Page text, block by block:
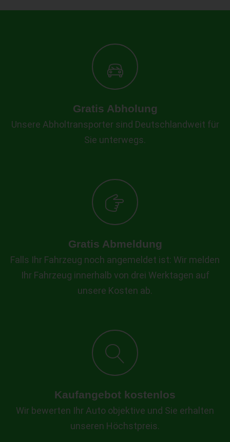
Gratis Abholung
Unsere Abholtransporter sind Deutschlandweit für
Sie unterwegs.
Gratis Abmeldung
Falls Ihr Fahrzeug noch angemeldet ist: Wir melden
Ihr Fahrzeug innerhalb von drei Werktagen auf
unsere Kosten ab.
Kaufangebot kostenlos
Wir bewerten Ihr Auto objektive und Sie erhalten
unseren Höchstpreis.